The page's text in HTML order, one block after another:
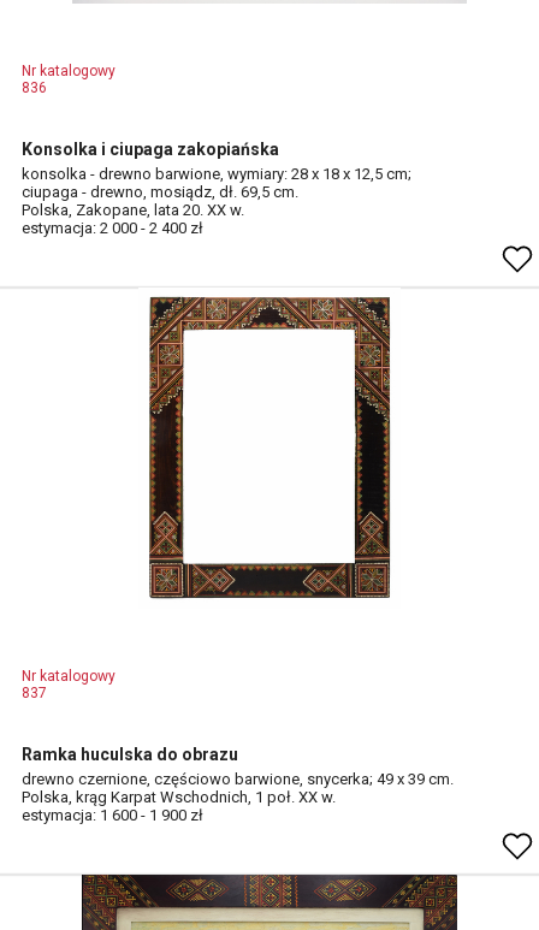
Nr katalogowy
836
Konsolka i ciupaga zakopiańska
konsolka - drewno barwione, wymiary: 28 x 18 x 12,5 cm;
ciupaga - drewno, mosiądz, dł. 69,5 cm.
Polska, Zakopane, lata 20. XX w.
estymacja: 2 000 - 2 400 zł
Nr katalogowy
837
Ramka huculska do obrazu
drewno czernione, częściowo barwione, snycerka; 49 x 39 cm.
Polska, krąg Karpat Wschodnich, 1 poł. XX w.
estymacja: 1 600 - 1 900 zł